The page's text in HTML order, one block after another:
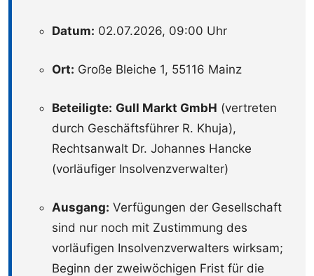
Datum: 02.07.2026, 09:00 Uhr
Ort: Große Bleiche 1, 55116 Mainz
Beteiligte: Gull Markt GmbH (vertreten
durch Geschäftsführer R. Khuja),
Rechtsanwalt Dr. Johannes Hancke
(vorläufiger Insolvenzverwalter)
Ausgang: Verfügungen der Gesellschaft
sind nur noch mit Zustimmung des
vorläufigen Insolvenzverwalters wirksam;
Beginn der zweiwöchigen Frist für die